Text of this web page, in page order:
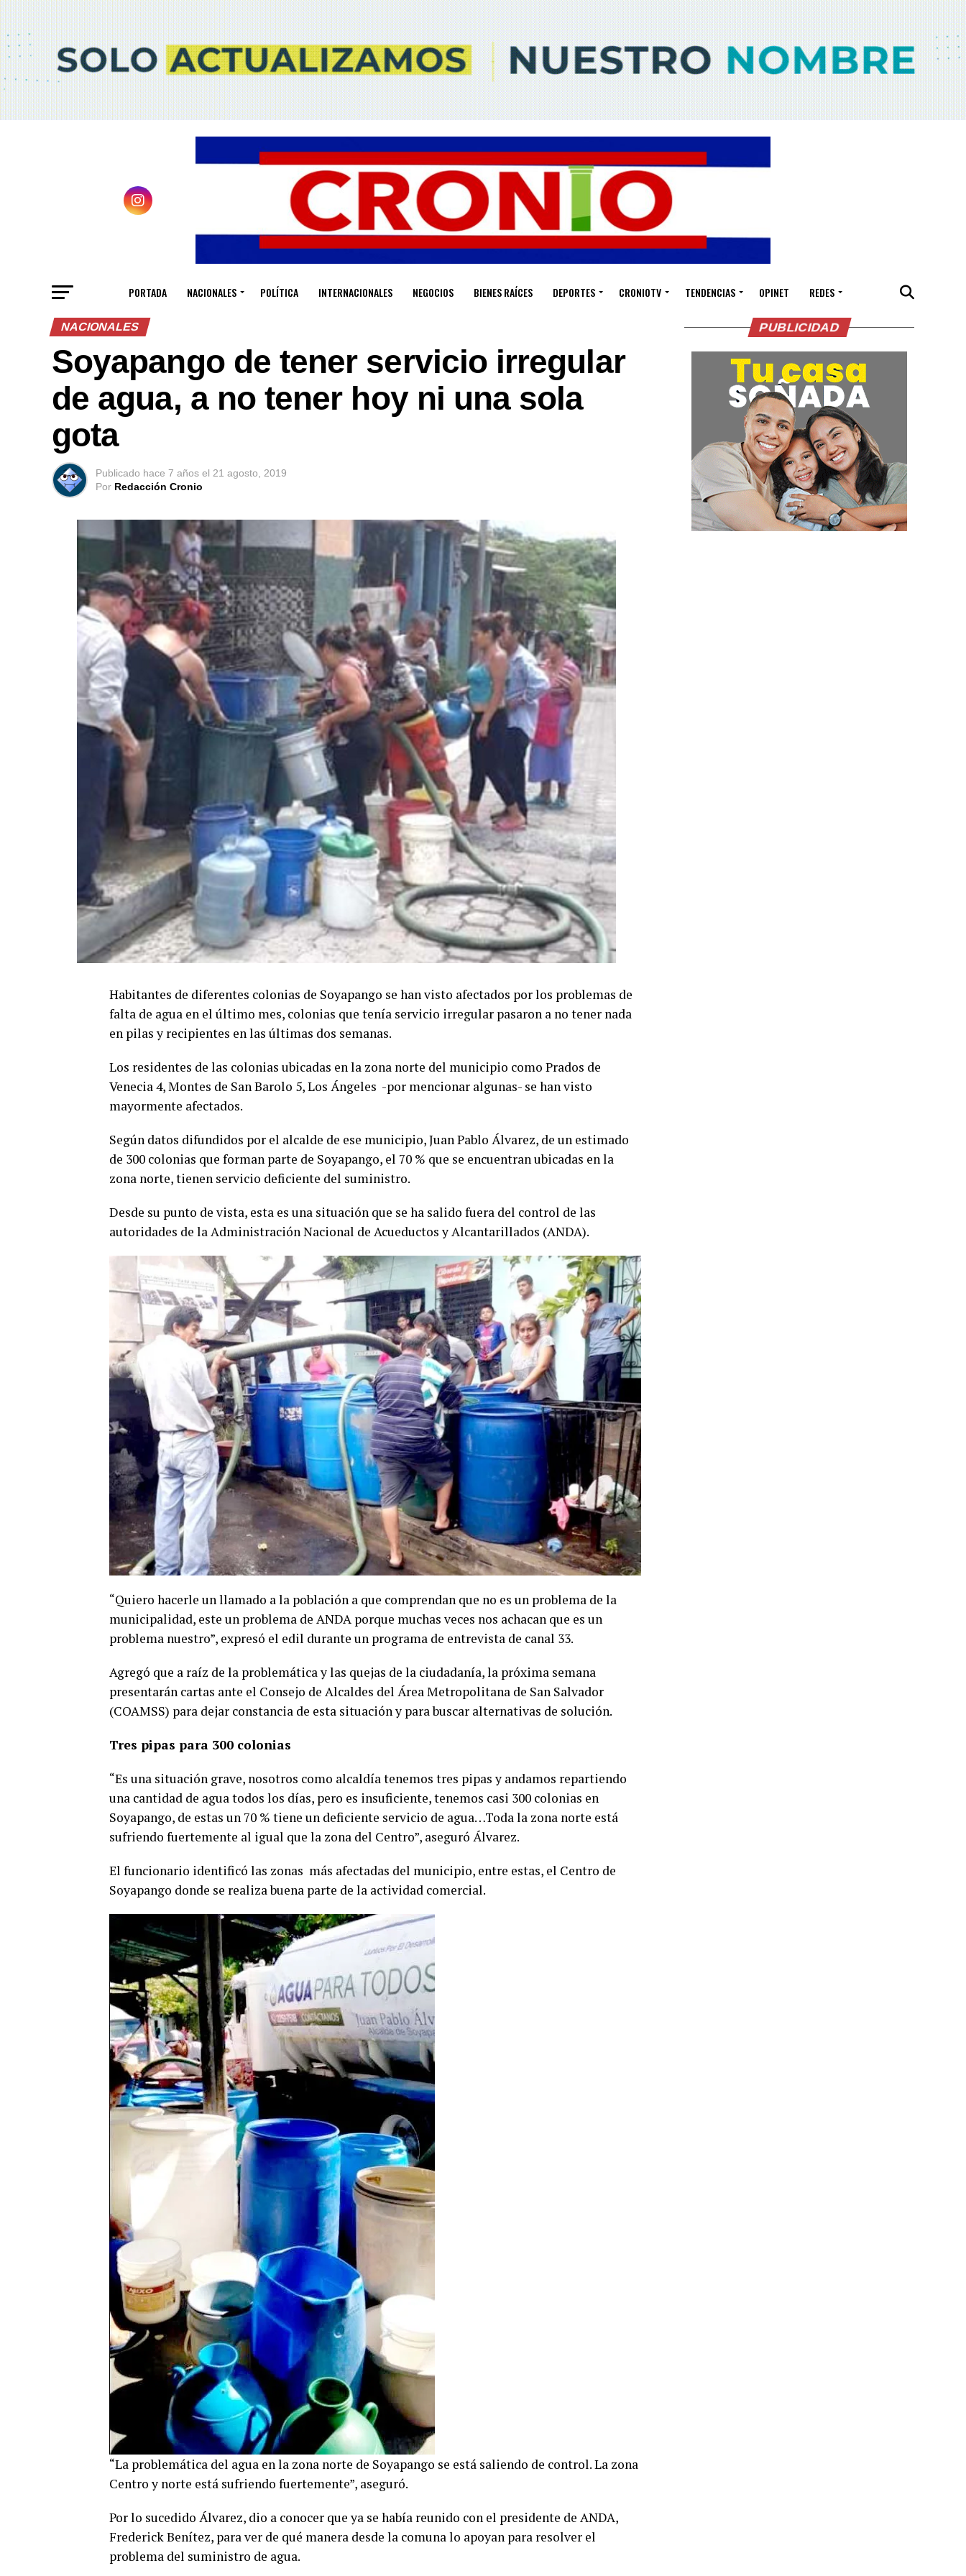
PORTADA NACIONALES POLÍTICA INTERNACIONALES NEGOCIOS BIENES RAÍCES DEPORTES CRONIOTV TENDENCIAS OPINET REDES
NACIONALES
Soyapango de tener servicio irregular
de agua, a no tener hoy ni una sola
gota
Publicado hace 7 años el 21 agosto, 2019
Por Redacción Cronio
Habitantes de diferentes colonias de Soyapango se han visto afectados por los problemas de
falta de agua en el último mes, colonias que tenía servicio irregular pasaron a no tener nada
en pilas y recipientes en las últimas dos semanas.
Los residentes de las colonias ubicadas en la zona norte del municipio como Prados de
Venecia 4, Montes de San Barolo 5, Los Ángeles -por mencionar algunas- se han visto
mayormente afectados.
Según datos difundidos por el alcalde de ese municipio, Juan Pablo Álvarez, de un estimado
de 300 colonias que forman parte de Soyapango, el 70 % que se encuentran ubicadas en la
zona norte, tienen servicio deficiente del suministro.
Desde su punto de vista, esta es una situación que se ha salido fuera del control de las
autoridades de la Administración Nacional de Acueductos y Alcantarillados (ANDA).
“Quiero hacerle un llamado a la población a que comprendan que no es un problema de la
municipalidad, este un problema de ANDA porque muchas veces nos achacan que es un
problema nuestro”, expresó el edil durante un programa de entrevista de canal 33.
Agregó que a raíz de la problemática y las quejas de la ciudadanía, la próxima semana
presentarán cartas ante el Consejo de Alcaldes del Área Metropolitana de San Salvador
(COAMSS) para dejar constancia de esta situación y para buscar alternativas de solución.
Tres pipas para 300 colonias
“Es una situación grave, nosotros como alcaldía tenemos tres pipas y andamos repartiendo
una cantidad de agua todos los días, pero es insuficiente, tenemos casi 300 colonias en
Soyapango, de estas un 70 % tiene un deficiente servicio de agua…Toda la zona norte está
sufriendo fuertemente al igual que la zona del Centro”, aseguró Álvarez.
El funcionario identificó las zonas más afectadas del municipio, entre estas, el Centro de
Soyapango donde se realiza buena parte de la actividad comercial.
“La problemática del agua en la zona norte de Soyapango se está saliendo de control. La zona
Centro y norte está sufriendo fuertemente”, aseguró.
Por lo sucedido Álvarez, dio a conocer que ya se había reunido con el presidente de ANDA,
Frederick Benítez, para ver de qué manera desde la comuna lo apoyan para resolver el
problema del suministro de agua.
PUBLICIDAD